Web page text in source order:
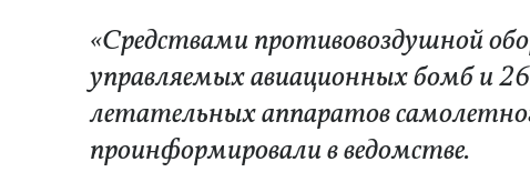
«Средствами противовоздушной
управляемых авиационных бомб и
летательных аппаратов
проинформировали в ведомстве.